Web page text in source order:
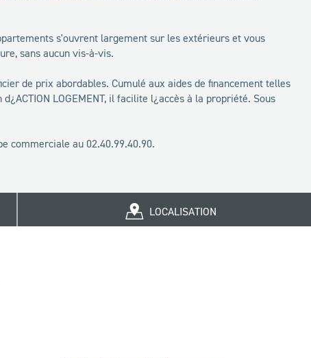
s'ouvrent largement sur les extérieurs et vous
sans aucun vis-à-vis.
de prix abordables. Cumulé aux aides de financement telles
LOGEMENT, il facilite l¿accès à la propriété. Sous
commerciale au 02.40.99.40.90.
LOCALISATION